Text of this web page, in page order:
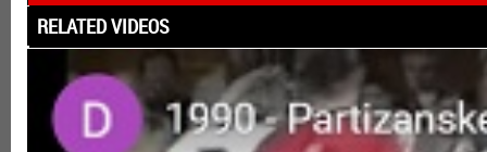
RELATED VIDEOS